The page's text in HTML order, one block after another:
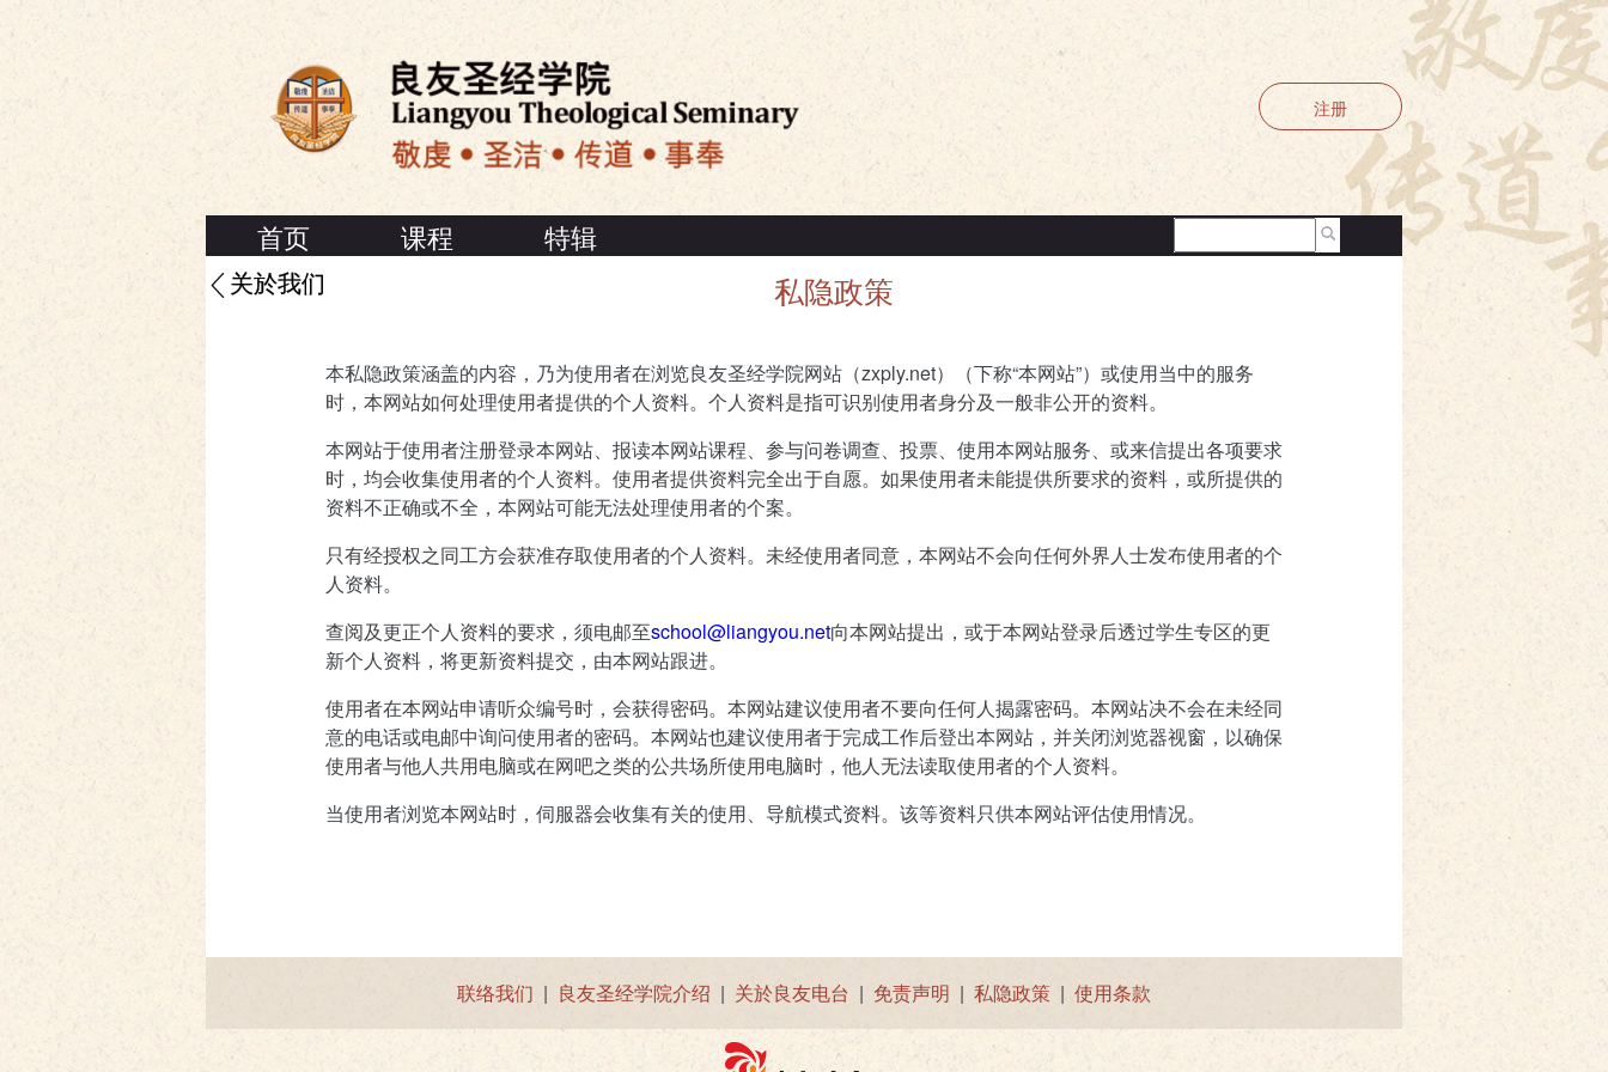
注册
首页 课程 特辑
关於我们 私隐政策
本私隐政策涵盖的内容，乃为使用者在浏览良友圣经学院网站（zxply.net）（下称“本网站”）或使用当中的服务
时，本网站如何处理使用者提供的个人资料。个人资料是指可识别使用者身分及一般非公开的资料。
本网站于使用者注册登录本网站、报读本网站课程、参与问卷调查、投票、使用本网站服务、或来信提出各项要求
时，均会收集使用者的个人资料。使用者提供资料完全出于自愿。如果使用者未能提供所要求的资料，或所提供的
资料不正确或不全，本网站可能无法处理使用者的个案。
只有经授权之同工方会获准存取使用者的个人资料。未经使用者同意，本网站不会向任何外界人士发布使用者的个
人资料。
查阅及更正个人资料的要求，须电邮至school@liangyou.net向本网站提出，或于本网站登录后透过学生专区的更
新个人资料，将更新资料提交，由本网站跟进。
使用者在本网站申请听众编号时，会获得密码。本网站建议使用者不要向任何人揭露密码。本网站决不会在未经同
意的电话或电邮中询问使用者的密码。本网站也建议使用者于完成工作后登出本网站，并关闭浏览器视窗，以确保
使用者与他人共用电脑或在网吧之类的公共场所使用电脑时，他人无法读取使用者的个人资料。
当使用者浏览本网站时，伺服器会收集有关的使用、导航模式资料。该等资料只供本网站评估使用情况。
联络我们 | 良友圣经学院介绍 | 关於良友电台 | 免责声明 | 私隐政策 | 使用条款